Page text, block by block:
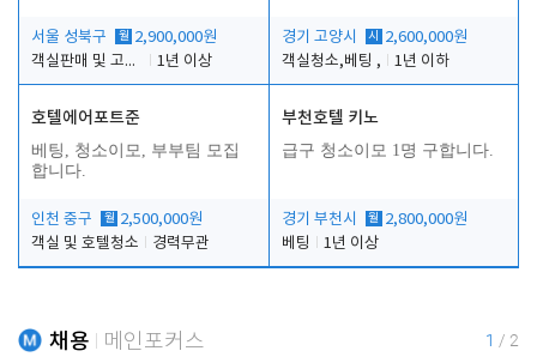
서울 성북구 월 2,900,000원
객실판매 및 고객응대
1년 이상
경기 고양시 시
2,600,000원
객실청소,베팅 ,
1년 이하
호텔에어포트준
베팅, 청소이모, 부부팀 모집
합니다.
인천 중구 월 2,500,000원
객실 및 호텔청소
경력무관
부천호텔 키노
급구 청소이모 1명 구합니다.
경기 부천시 월 2,800,000원
베팅
1년 이상
채용 메인포커스 1 / 2